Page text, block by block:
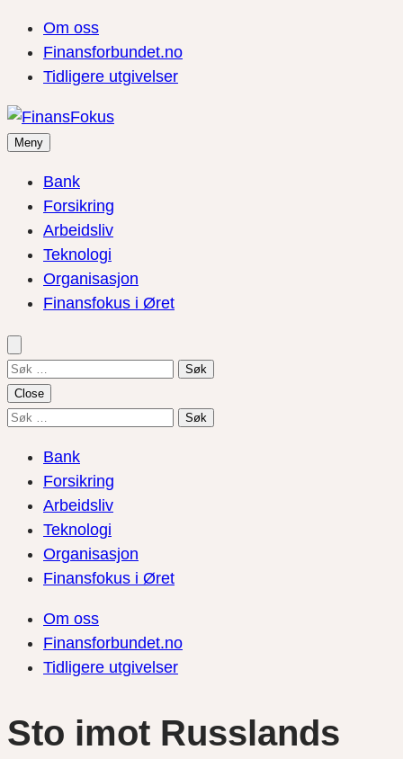
Om oss
Finansforbundet.no
Tidligere utgivelser
Meny
Bank
Forsikring
Arbeidsliv
Teknologi
Organisasjon
Finansfokus i Øret
Søk
etter:
Close
Søk
Bank
Forsikring
Arbeidsliv
Teknologi
Organisasjon
Finansfokus i Øret
Om oss
Finansforbundet.no
Tidligere utgivelser
Sto imot Russlands